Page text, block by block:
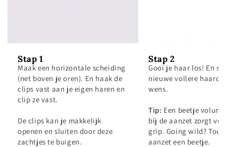
Stap 1
Maak een horizontale scheiding
(net boven je oren). En haak de
clips vast aan je eigen haren en
clip ze vast.
De clips kan je makkelijk
openen en sluiten door deze
zachtjes te buigen.
Stap 2
Gooi je haar los! En
nieuwe vollere
wens.
Tip: Een beetje
bij de aanzet zorgt
grip. Going wild?
aanzet een beetje.